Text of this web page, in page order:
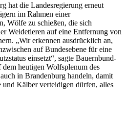
hat die Landesregierung erneut
im Rahmen einer
Wölfe zu schießen, die sich
Weidetieren auf eine Entfernung von
„Wir erkennen ausdrücklich an,
auf Bundesebene für eine
einsetzt“, sagte Bauernbund-
heutigen Wolfsplenum des
in Brandenburg handeln, damit
und Kälber verteidigen dürfen, alles